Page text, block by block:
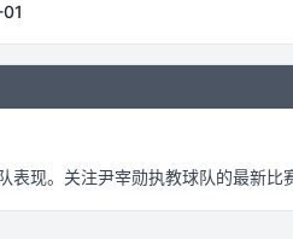
表现。关注尹宰勋执教球队的最新比